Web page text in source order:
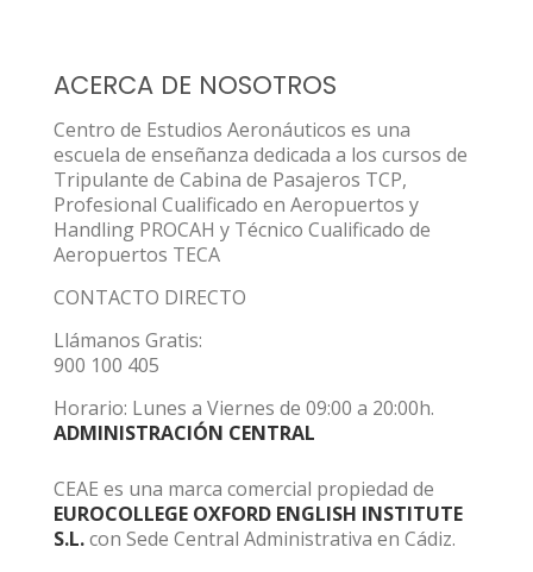
ACERCA DE NOSOTROS
Centro de Estudios Aeronáuticos es una
escuela de enseñanza dedicada a los cursos de
Tripulante de Cabina de Pasajeros TCP,
Profesional Cualificado en Aeropuertos y
Handling PROCAH y Técnico Cualificado de
Aeropuertos TECA
CONTACTO DIRECTO
Llámanos Gratis:
900 100 405
Horario: Lunes a Viernes de 09:00 a 20:00h.
ADMINISTRACIÓN CENTRAL
CEAE es una marca comercial propiedad de
EUROCOLLEGE OXFORD ENGLISH INSTITUTE
S.L.con Sede Central Administrativa en Cádiz.